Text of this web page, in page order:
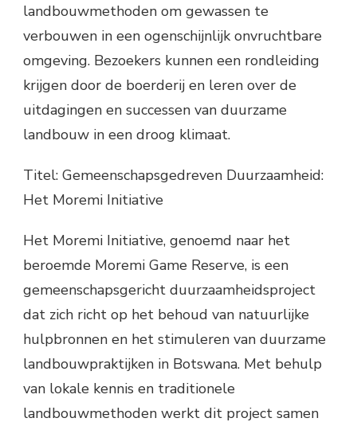
landbouwmethoden om gewassen te
verbouwen in een ogenschijnlijk onvruchtbare
omgeving. Bezoekers kunnen een rondleiding
krijgen door de boerderij en leren over de
uitdagingen en successen van duurzame
landbouw in een droog klimaat.
Titel: Gemeenschapsgedreven Duurzaamheid:
Het Moremi Initiative
Het Moremi Initiative, genoemd naar het
beroemde Moremi Game Reserve, is een
gemeenschapsgericht duurzaamheidsproject
dat zich richt op het behoud van natuurlijke
hulpbronnen en het stimuleren van duurzame
landbouwpraktijken in Botswana. Met behulp
van lokale kennis en traditionele
landbouwmethoden werkt dit project samen